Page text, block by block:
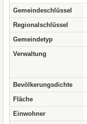
Gemeindeschlüssel
Regionalschlüssel
Gemeindetyp
Verwaltung
Bevölkerungsdichte
Fläche
Einwohner